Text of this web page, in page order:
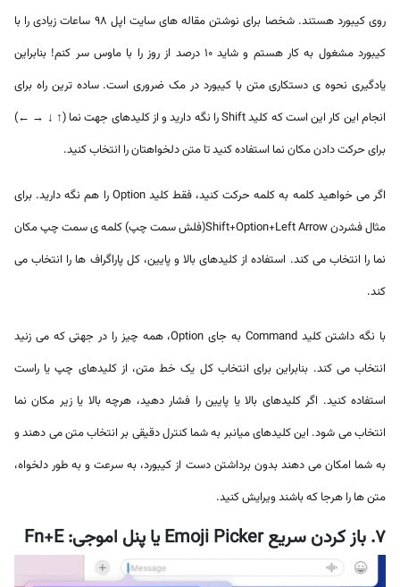
روی کیبورد هستند. شخصا برای نوشتن مقاله های سایت اپل 98 ساعات زیادی را با
کیبورد مشغول به کار هستم و شاید 10 درصد از روز را با ماوس سر کنم! بنابراین
یادگیری نحوه ی دستکاری متن با کیبورد در مک ضروری است. ساده ترین راه برای
انجام این کار این است که کلید Shift را نگه دارید و از کلیدهای جهت نما (↑ ↓ → ←)
برای حرکت دادن مکان نما استفاده کنید تا متن دلخواهتان را انتخاب کنید.
اگر می خواهید کلمه به کلمه حرکت کنید، فقط کلید Option را هم نگه دارید. برای
مثال فشردن Shift+Option+Left Arrow(فلش سمت چپ) کلمه ی سمت چپ مکان
نما را انتخاب می کند. استفاده از کلیدهای بالا و پایین، کل پاراگراف ها را انتخاب می
کند.
با نگه داشتن کلید Command به جای Option، همه چیز را در جهتی که می زنید
انتخاب می کند. بنابراین برای انتخاب کل یک خط متن، از کلیدهای چپ یا راست
استفاده کنید. اگر کلیدهای بالا یا پایین را فشار دهید، هرچه بالا یا زیر مکان نما
انتخاب می شود. این کلیدهای میانبر به شما کنترل دقیقی بر انتخاب متن می دهند و
به شما امکان می دهند بدون برداشتن دست از کیبورد، به سرعت و به طور دلخواه،
متن ها را هرجا که باشند ویرایش کنید.
7. باز کردن سریع Emoji Picker یا پنل اموجی: Fn+E